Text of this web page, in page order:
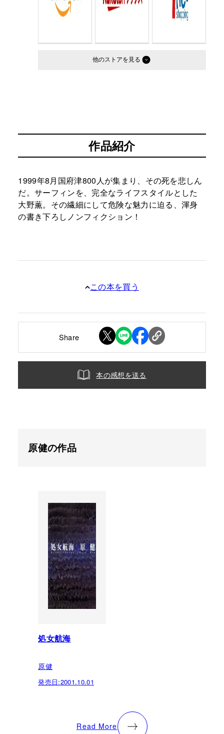
他のストア
作品紹介
1999年8月国府津800人が集まり、その死を悲しん
だ。サーフィンを、完全なライフスタイルとした
大野薫。その繊細にして危険な魅力に迫る、渾身
の書き下ろしノンフィクション！
この本を買う
Share
本の感想を送る
原健の作品
処女航海
原健
発売日:2001.10.01
Read More